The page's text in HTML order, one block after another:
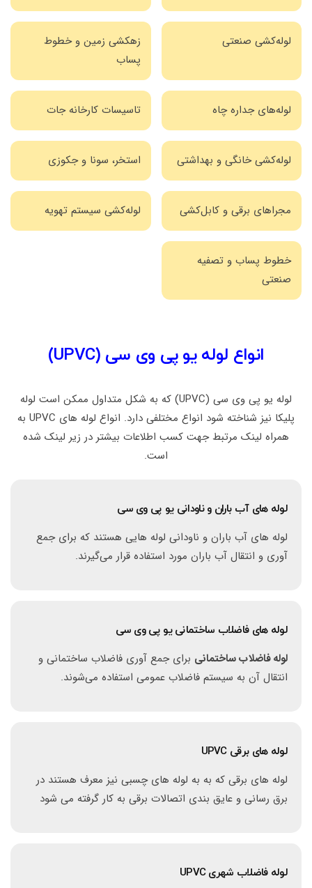
لوله‌کشی صنعتی
زهکشی زمین و خطوط
پساب
لوله‌های جداره چاه تاسیسات کارخانه جات
لوله‌کشی خانگی و بهداشتی استخر، سونا و جکوزی
مجراهای برقی و کابل‌کشی لوله‌کشی سیستم تهویه
خطوط پساب و تصفیه
صنعتی
انواع لوله یو پی وی سی (UPVC)
لوله یو پی وی سی (UPVC) که به شکل متداول ممکن است لوله
پلیکا نیز شناخته شود انواع مختلفی دارد. انواع لوله های UPVC به
همراه لینک مرتبط جهت کسب اطلاعات بیشتر در زیر لینک شده
است.
لوله های آب باران و ناودانی یو پی وی سی
لوله های آب باران و ناودانی لوله هایی هستند که برای جمع
آوری و انتقال آب باران مورد استفاده قرار می‌گیرند.
لوله های فاضلاب ساختمانی یو پی وی سی
لوله فاضلاب ساختمانی برای جمع آوری فاضلاب ساختمانی و
انتقال آن به سیستم فاضلاب عمومی استفاده می‌شوند.
لوله های برقی UPVC
لوله های برقی که به به لوله های چسبی نیز معرف هستند در
برق رسانی و عایق بندی اتصالات برقی به کار گرفته می شود
لوله فاضلاب شهری UPVC